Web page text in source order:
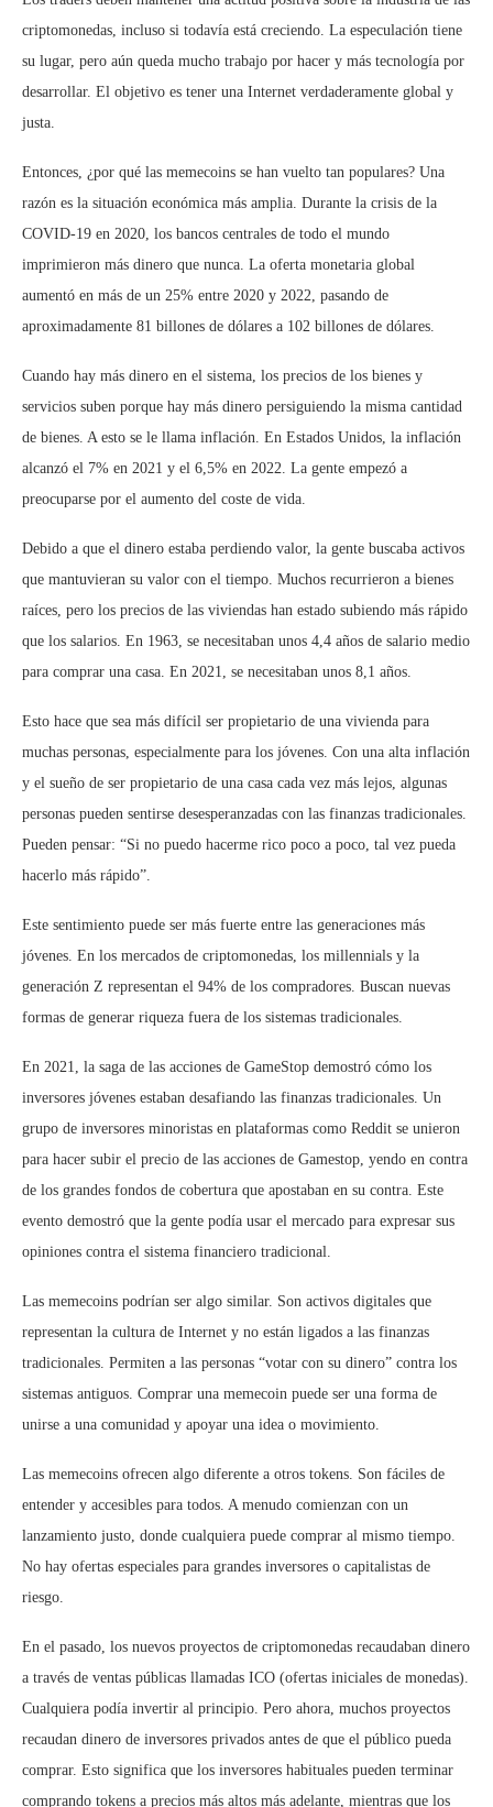
criptomonedas, incluso si todavía está creciendo. La especulación tiene
su lugar, pero aún queda mucho trabajo por hacer y más tecnología por
desarrollar. El objetivo es tener una Internet verdaderamente global y
justa.
Entonces, ¿por qué las memecoins se han vuelto tan populares? Una
razón es la situación económica más amplia. Durante la crisis de la
COVID-19 en 2020, los bancos centrales de todo el mundo
imprimieron más dinero que nunca. La oferta monetaria global
aumentó en más de un 25% entre 2020 y 2022, pasando de
aproximadamente 81 billones de dólares a 102 billones de dólares.
Cuando hay más dinero en el sistema, los precios de los bienes y
servicios suben porque hay más dinero persiguiendo la misma cantidad
de bienes. A esto se le llama inflación. En Estados Unidos, la inflación
alcanzó el 7% en 2021 y el 6,5% en 2022. La gente empezó a
preocuparse por el aumento del coste de vida.
Debido a que el dinero estaba perdiendo valor, la gente buscaba activos
que mantuvieran su valor con el tiempo. Muchos recurrieron a bienes
raíces, pero los precios de las viviendas han estado subiendo más rápido
que los salarios. En 1963, se necesitaban unos 4,4 años de salario medio
para comprar una casa. En 2021, se necesitaban unos 8,1 años.
Esto hace que sea más difícil ser propietario de una vivienda para
muchas personas, especialmente para los jóvenes. Con una alta inflación
y el sueño de ser propietario de una casa cada vez más lejos, algunas
personas pueden sentirse desesperanzadas con las finanzas tradicionales.
Pueden pensar: “Si no puedo hacerme rico poco a poco, tal vez pueda
hacerlo más rápido”.
Este sentimiento puede ser más fuerte entre las generaciones más
jóvenes. En los mercados de criptomonedas, los millennials y la
generación Z representan el 94% de los compradores. Buscan nuevas
formas de generar riqueza fuera de los sistemas tradicionales.
En 2021, la saga de las acciones de GameStop demostró cómo los
inversores jóvenes estaban desafiando las finanzas tradicionales. Un
grupo de inversores minoristas en plataformas como Reddit se unieron
para hacer subir el precio de las acciones de Gamestop, yendo en contra
de los grandes fondos de cobertura que apostaban en su contra. Este
evento demostró que la gente podía usar el mercado para expresar sus
opiniones contra el sistema financiero tradicional.
Las memecoins podrían ser algo similar. Son activos digitales que
representan la cultura de Internet y no están ligados a las finanzas
tradicionales. Permiten a las personas “votar con su dinero” contra los
sistemas antiguos. Comprar una memecoin puede ser una forma de
unirse a una comunidad y apoyar una idea o movimiento.
Las memecoins ofrecen algo diferente a otros tokens. Son fáciles de
entender y accesibles para todos. A menudo comienzan con un
lanzamiento justo, donde cualquiera puede comprar al mismo tiempo.
No hay ofertas especiales para grandes inversores o capitalistas de
riesgo.
En el pasado, los nuevos proyectos de criptomonedas recaudaban dinero
a través de ventas públicas llamadas ICO (ofertas iniciales de monedas).
Cualquiera podía invertir al principio. Pero ahora, muchos proyectos
recaudan dinero de inversores privados antes de que el público pueda
comprar. Esto significa que los inversores habituales pueden terminar
comprando tokens a precios más altos más adelante, mientras que los